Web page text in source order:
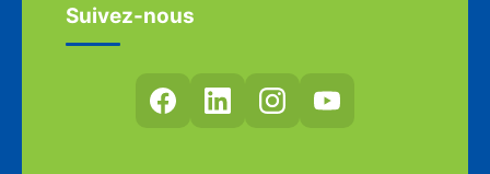
Suivez-nous